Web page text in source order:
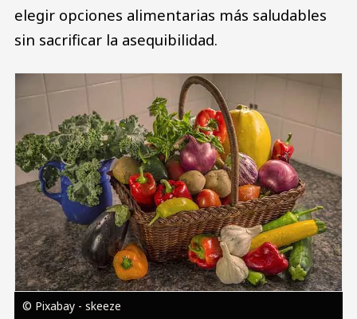
elegir opciones alimentarias más saludables
sin sacrificar la asequibilidad.
Image
© Pixabay - skeeze